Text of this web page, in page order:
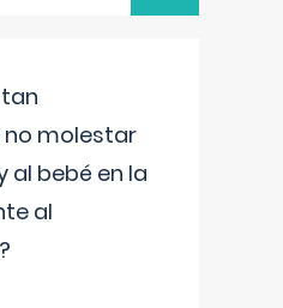
molestar
al bebé en la
al